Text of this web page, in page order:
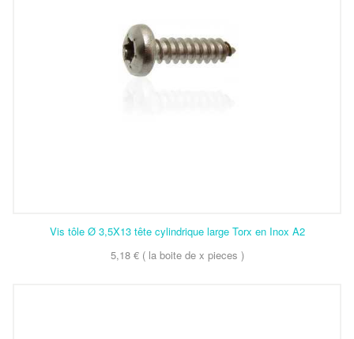
Vis tôle Ø 3,5X13 tête cylindrique large Torx en Inox A2
5,18 € ( la boite de x pieces )